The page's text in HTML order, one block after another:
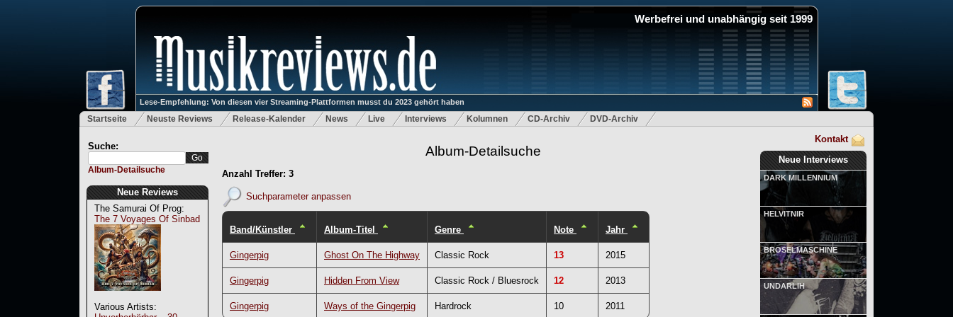
Werbefrei und unabhängig seit 1999
Lese-Empfehlung: Von diesen vier Streaming-Plattformen musst du 2023 gehört haben
Startseite Neuste Reviews Release-Kalender News Live Interviews Kolumnen CD-Archiv DVD-Archiv
Suche:
Album-Detailsuche
Neue Reviews
The Samurai Of Prog:
The 7 Voyages Of Sinbad
Various Artists:
Kontakt
Neue Interviews
DARK MILLENNIUM
HELVITNIR
BRÖSELMASCHINE
UNDARLIH
Album-Detailsuche
Anzahl Treffer: 3
Suchparameter anpassen
Band/Künstler Album-Titel Genre Note Jahr
Gingerpig Ghost On The Highway Classic Rock 13 2015
Gingerpig Hidden From View Classic Rock / Bluesrock 12 2013
Gingerpig Ways of the Gingerpig Hardrock 10 2011